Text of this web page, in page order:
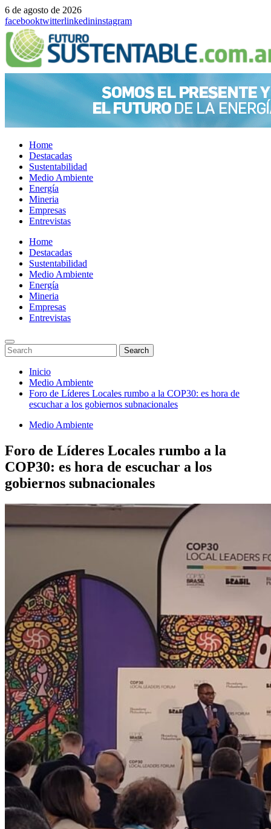
6 de agosto de 2026
facebooktwitterlinkedininstagram
Home
Destacadas
Sustentabilidad
Medio Ambiente
Energía
Mineria
Empresas
Entrevistas
Menu
Home
Destacadas
Sustentabilidad
Medio Ambiente
Energía
Mineria
Empresas
Entrevistas
Enter
Keyword
Search
for:
Search
Search
Saltar
contenido
Inicio
Medio Ambiente
Foro de Líderes Locales rumbo a la COP30: es hora de
escuchar a los gobiernos subnacionales
Medio Ambiente
Foro de Líderes Locales rumbo a la
COP30: es hora de escuchar a los
gobiernos subnacionales